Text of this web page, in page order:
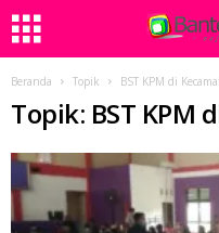
Beranda Topik BST KPM di
Topik: BST KPM